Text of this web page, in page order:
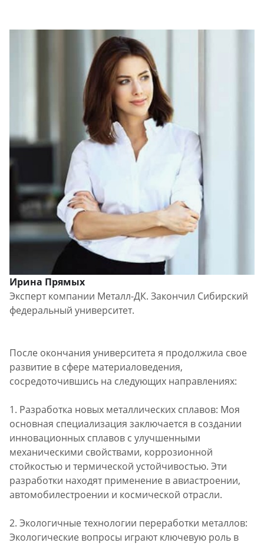
Ирина Прямых
Эксперт компании Металл-ДК. Закончил Сибирский
федеральный университет.
После окончания университета я продолжила свое
развитие в сфере материаловедения,
сосредоточившись на следующих направлениях:
1. Разработка новых металлических сплавов: Моя
основная специализация заключается в создании
инновационных сплавов с улучшенными
механическими свойствами, коррозионной
стойкостью и термической устойчивостью. Эти
разработки находят применение в авиастроении,
автомобилестроении и космической отрасли.
2. Экологичные технологии переработки металлов:
Экологические вопросы играют ключевую роль в